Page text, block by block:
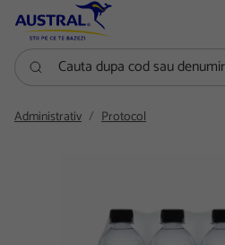
Cauta dupa cod sau denumire
Administrativ Protocol